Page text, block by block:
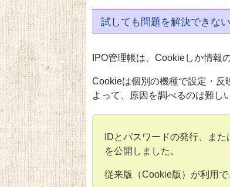
試しても問題を解決できない
IPO管理帳は、Cookieしか情報
Cookieは個別の機種で設定・反
よって、原因を調べるのは難し
IDとパスワードの発行、ま
を公開しました。
従来版（Cookie版）が利用